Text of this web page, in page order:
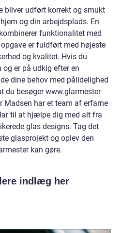
bliver udført korrekt og smukt
og din arbejdsplads. En
funktionalitet med
er fuldført med højeste
og kvalitet. Hvis du
er på udkig efter en
dine behov med pålidelighed
du besøger www.glarmester-
Madsen har et team af erfarne
til at hjælpe dig med alt fra
glas designs. Tag det
glasprojekt og oplev den
kan gøre.
indlæg her